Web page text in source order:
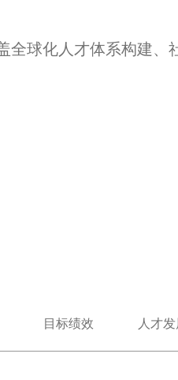
全球化人才体系构建
目标绩效 人才